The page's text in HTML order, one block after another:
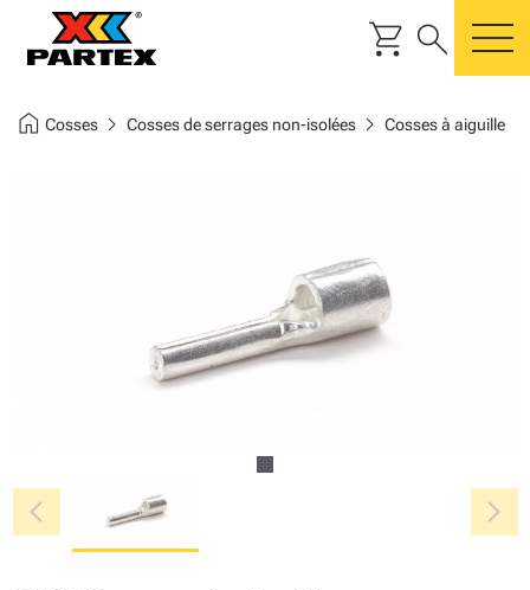
shopping_cart search
home Cosseschevron_right Cosses de serrages non-isoléeschevron_right Cosses à aiguille
chevron_left chevron_right